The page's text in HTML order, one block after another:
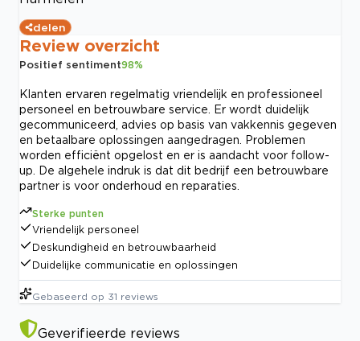
delen
Review overzicht
Positief sentiment98%
Klanten ervaren regelmatig vriendelijk en professioneel
personeel en betrouwbare service. Er wordt duidelijk
gecommuniceerd, advies op basis van vakkennis gegeven
en betaalbare oplossingen aangedragen. Problemen
worden efficiënt opgelost en er is aandacht voor follow-
up. De algehele indruk is dat dit bedrijf een betrouwbare
partner is voor onderhoud en reparaties.
Sterke punten
Vriendelijk personeel
Deskundigheid en betrouwbaarheid
Duidelijke communicatie en oplossingen
Gebaseerd op 31 reviews
Geverifieerde reviews